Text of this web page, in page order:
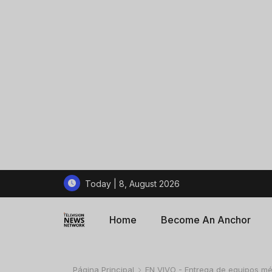
Today | 8, August 2026
Home Become An Anchor
Página Principal EN VIVO - Entrega de equipos